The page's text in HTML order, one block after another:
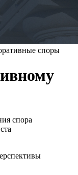
споры
спора